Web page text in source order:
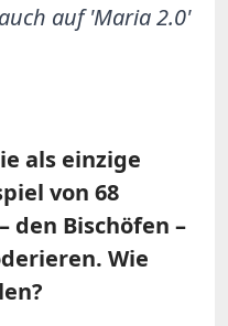
auf 'Maria 2.0'
als einzige
von 68
den Bischöfen –
Wie